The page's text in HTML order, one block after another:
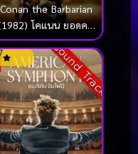
Conan the Barbarian
โคแนน ยอดคน
แดนเถื่อนSound Track